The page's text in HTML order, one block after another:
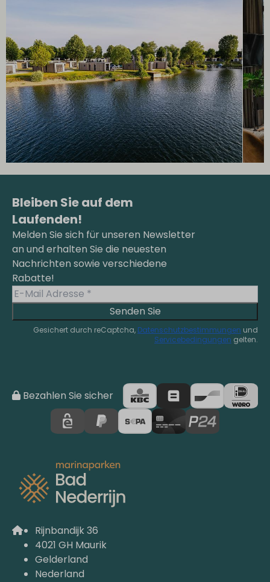
Bleiben Sie auf dem
Laufenden!
Melden Sie sich für unseren Newsletter
an und erhalten Sie die neuesten
Nachrichten sowie verschiedene
Rabatte!
Senden Sie
Gesichert durch reCaptcha, Datenschutzbestimmungen und
Servicebedingungen gelten.
Bezahlen Sie sicher
Rijnbandijk 36
4021 GH Maurik
Gelderland
Nederland